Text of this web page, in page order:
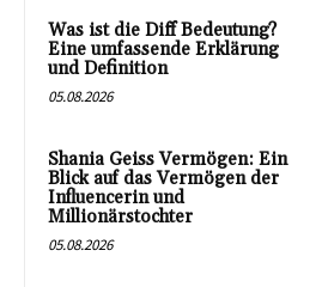
Was ist die Diff Bedeutung?
Eine umfassende Erklärung
und Definition
05.08.2026
Shania Geiss Vermögen: Ein
Blick auf das Vermögen der
Influencerin und
Millionärstochter
05.08.2026